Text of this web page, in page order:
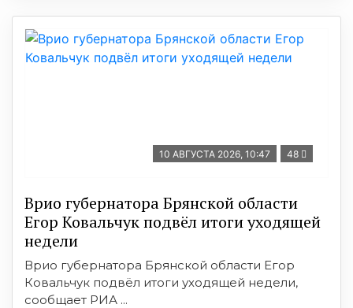
10 АВГУСТА 2026, 10:47 48
Врио губернатора Брянской области
Егор Ковальчук подвёл итоги уходящей
недели
Врио губернатора Брянской области Егор
Ковальчук подвёл итоги уходящей недели,
сообщает РИА ...